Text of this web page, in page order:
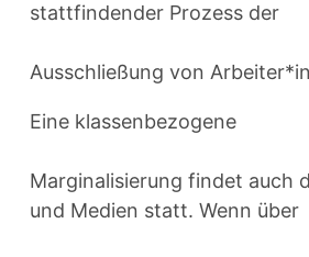
stattfindender Prozess der
Ausschließung von
Eine klassenbezogene
Marginalisierung findet auch
und Medien statt. Wenn über